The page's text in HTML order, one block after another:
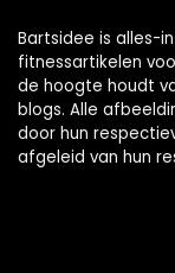
Bartsidee is alles-
fitnessartikelen
de hoogte houdt
blogs. Alle
door hun
afgeleid van hun